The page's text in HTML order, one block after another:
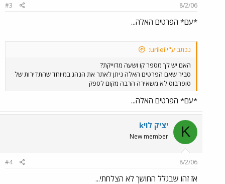
8/2/06
#3
*עם* הפרטים האלה...
נכתב ע"י urilei:
האם יש לך מספר קו ושעה מדוייקת?
סביר שאם הפרטים האלה ניתן לאתר את הנהג במיוחד שהתדירות של
סופרבוס לא משאירה הרבה מקום לספק
*עם* הפרטים האלה...
K kיציק לוי
New member
8/2/06
#4
אז זהו שבגלל החושך לא הצלחתי...